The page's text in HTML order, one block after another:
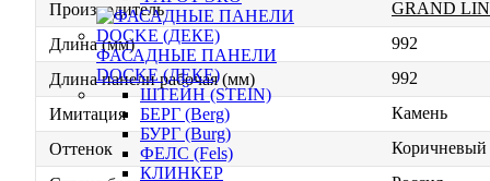
ФАСАДНЫЕ ПАНЕЛИ
DOCKE (ДЕКЕ)
ШТЕЙН (STEIN)
БЕРГ (Berg)
БУРГ (Burg)
ФЕЛС (Fels)
КЛИНКЕР
Производитель
GRAND
Длина (мм)
992
Длина панели рабочая (мм)
992
Имитация
Камень
Оттенок
Коричневый